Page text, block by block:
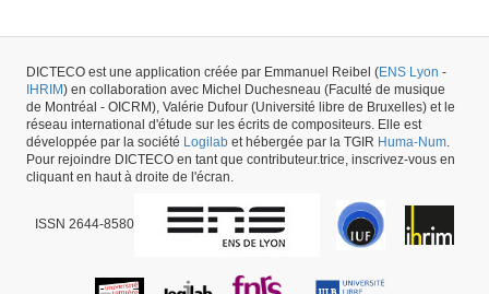
DICTECO est une application créée par Emmanuel Reibel (ENS Lyon -
IHRIM) en collaboration avec Michel Duchesneau (Faculté de musique
de Montréal - OICRM), Valérie Dufour (Université libre de Bruxelles) et le
réseau international d'étude sur les écrits de compositeurs. Elle est
développée par la société Logilab et hébergée par la TGIR Huma-Num
Pour rejoindre DICTECO en tant que contributeur.trice, inscrivez-vous en
cliquant en haut à droite de l'écran.
ISSN 2644-8580